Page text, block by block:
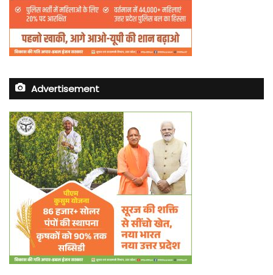
Advertisement